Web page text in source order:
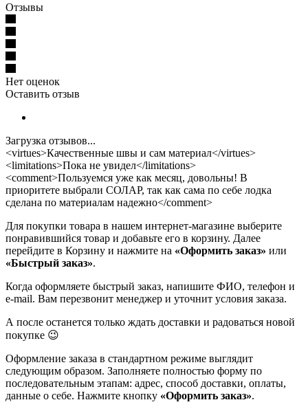
Отзывы
Нет оценок
Оставить отзыв
Загрузка отзывов...
<virtues>Качественные швы и сам материал</virtues>
<limitations>Пока не увидел</limitations>
<comment>Пользуемся уже как месяц, довольны! В
приоритете выбрали СОЛАР, так как сама по себе лодка
сделана по материалам надежно</comment>
Для покупки товара в нашем интернет-магазине выберите
понравившийся товар и добавьте его в корзину. Далее
перейдите в Корзину и нажмите на «Оформить заказ» или
«Быстрый заказ».
Когда оформляете быстрый заказ, напишите ФИО, телефон и
e-mail. Вам перезвонит менеджер и уточнит условия заказа.
А после останется только ждать доставки и радоваться новой
покупке 😉
Оформление заказа в стандартном режиме выглядит
следующим образом. Заполняете полностью форму по
последовательным этапам: адрес, способ доставки, оплаты,
данные о себе. Нажмите кнопку «Оформить заказ».